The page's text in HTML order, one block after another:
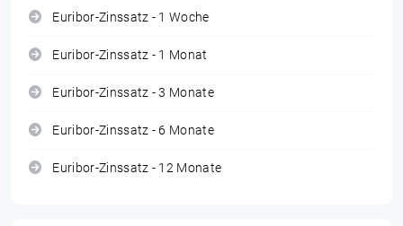
Euribor-Zinssatz - 1 Woche
Euribor-Zinssatz - 1 Monat
Euribor-Zinssatz - 3 Monate
Euribor-Zinssatz - 6 Monate
Euribor-Zinssatz - 12 Monate